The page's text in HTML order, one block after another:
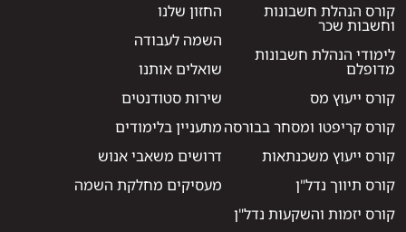
קורס הנהלת חשבונות
וחשבות שכר
לימודי הנהלת חשבונות
מדופלם
קורס ייעוץ מס
קורס קריפטו ומסחר בבורסה
קורס ייעוץ משכנתאות
קורס תיווך נדל"ן
קורס יזמות והשקעות נדל"ן
החזון שלנו
השמה לעבודה
שואלים אותנו
שירות סטודנטים
מתעניין בלימודים
דרושים משאבי אנוש
מעסיקים מחלקת השמה